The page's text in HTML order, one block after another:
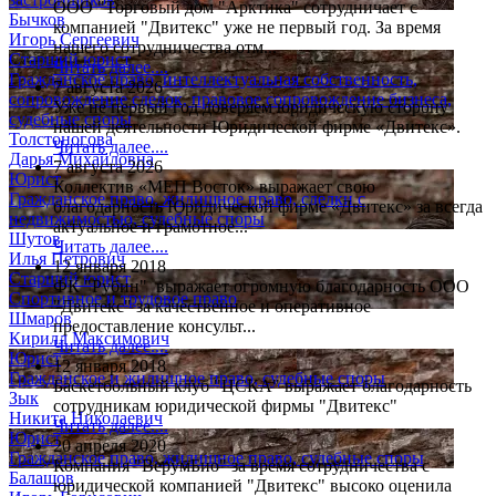
Бычков
Игорь Сергеевич
Старший юрист
Гражданское право, интеллектуальная собственность,
сопровождение сделок, правовое сопровождение бизнеса,
судебные споры
Толстоногова
Дарья Михайловна
Юрист
Гражданское право, жилищное право, сделки с
недвижимостью, судебные споры
Шутов
Илья Петрович
Старший юрист
Спортивное и трудовое право
Шмаров
Кирилл Максимович
Юрист
Гражданское и жилищное право, судебные споры
Зык
Никита Николаевич
Юрист
Гражданское право, жилищное право, судебные споры
Балашов
ООО "Торговый дом "Арктика" сотрудничает с
компанией "Двитекс" уже не первый год. За время
нашего сотрудничества отм...
Читать далее....
7 августа 2026
Уже не первый год доверяем юридическую сторону
нашей деятельности Юридической фирме «Двитекс».
Читать далее....
7 августа 2026
Коллектив «МЕП Восток» выражает свою
благодарность Юридической фирме «Двитекс» за всегда
актуальное и грамотное...
Читать далее....
12 января 2018
ФК "Рубин" выражает огромную благодарность ООО
"Двитекс" за качественное и оперативное
предоставление консульт...
Читать далее....
12 января 2018
Баскетбольный клуб "ЦСКА" выражает благодарность
сотрудникам юридической фирмы "Двитекс"
Читать далее....
20 апреля 2020
Компания "ВерумБио" за время сотрудничества с
юридической компанией "Двитекс" высоко оценила